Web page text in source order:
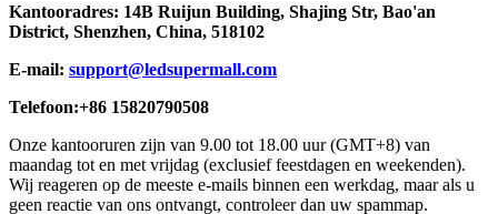
Kantooradres: 14B Ruijun Building, Shajing Str, Bao'an
District, Shenzhen, China, 518102
E-mail: support@ledsupermall.com
Telefoon:+86 15820790508
Onze kantooruren zijn van 9.00 tot 18.00 uur (GMT+8) van
maandag tot en met vrijdag (exclusief feestdagen en weekenden).
Wij reageren op de meeste e-mails binnen een werkdag, maar als u
geen reactie van ons ontvangt, controleer dan uw spammap.